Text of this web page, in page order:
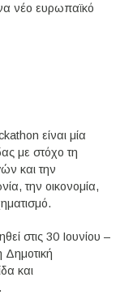
νέο ευρωπαϊκό
είναι μία
με στόχο τη
και την
την οικονομία,
στις 30 Ιουνίου –
Δημοτική
και